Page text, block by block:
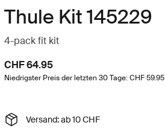
Thule Kit 145229
4-pack fit kit
CHF 64.95
Niedrigster Preis der letzten 30 Tage: CHF 59.95
Versand: ab 10 CHF